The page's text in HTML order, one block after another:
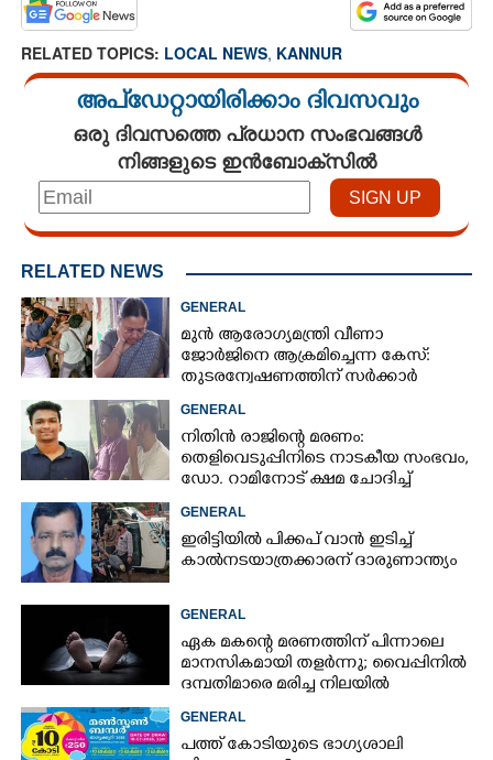
RELATED TOPICS: LOCAL NEWS, KANNUR
അപ്ഡേറ്റായിരിക്കാം ദിവസവും
ഒരു ദിവസത്തെ പ്രധാന സംഭവങ്ങൾ
നിങ്ങളുടെ ഇൻബോക്സിൽ
RELATED NEWS
GENERAL
മുൻ ആരോഗ്യമന്ത്രി വീണാ
ജോർജിനെ ആക്രമിച്ചെന്ന കേസ്:
തുടരന്വേഷണത്തിന് സർക്കാർ
തീരുമാനം
GENERAL
നിതിൻ രാജിന്റെ മരണം:
തെളിവെടുപ്പിനിടെ നാടകീയ സംഭവം,
ഡോ. റാമിനോട് ക്ഷമ ചോദിച്ച്
വിദ്യാർത്ഥികൾ
GENERAL
ഇരിട്ടിയിൽ പിക്കപ് വാൻ ഇടിച്ച്
കാൽനടയാത്രക്കാരന് ദാരുണാന്ത്യം
GENERAL
ഏക മകന്റെ മരണത്തിന് പിന്നാലെ
മാനസികമായി തളർന്നു; വൈപ്പിനിൽ
ദമ്പതിമാരെ മരിച്ച നിലയിൽ
കണ്ടെത്തി
GENERAL
പത്ത് കോടിയുടെ ഭാഗ്യശാലി